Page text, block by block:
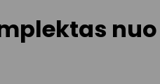
nuo